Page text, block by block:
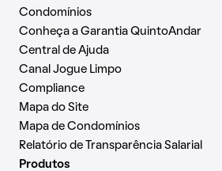
Condomínios
Conheça a Garantia QuintoAndar
Central de Ajuda
Canal Jogue Limpo
Compliance
Mapa do Site
Mapa de Condomínios
Relatório de Transparência Salarial
Produtos